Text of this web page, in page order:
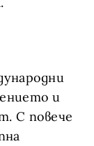
и
С повече